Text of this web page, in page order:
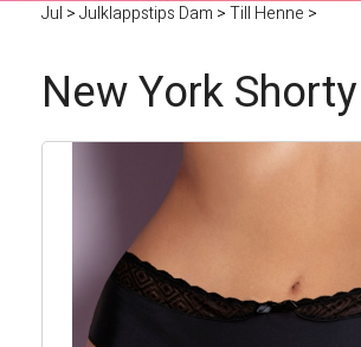
Jul >Julklappstips Dam >Till Henne >
New York Shorty